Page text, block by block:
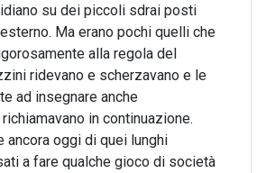
su dei piccoli sdrai posti
Ma erano pochi quelli che
alla regola del
ridevano e scherzavano e le
ad insegnare anche
in continuazione.
ancora oggi di quei lunghi
a fare qualche gioco di società